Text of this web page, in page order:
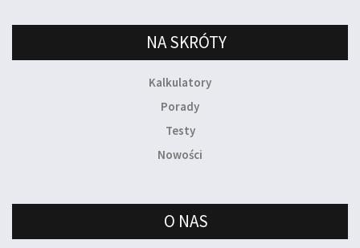
NA SKRÓTY
Kalkulatory
Porady
Testy
Nowości
O NAS